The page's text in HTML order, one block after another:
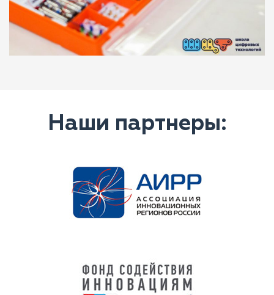
Наши партнеры: